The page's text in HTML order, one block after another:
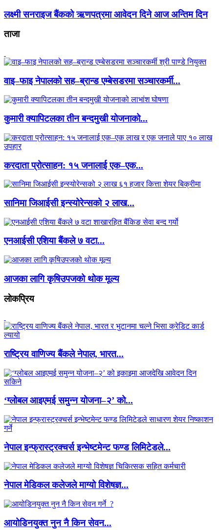
लक्ष्मी सनराइज बैंकको ऋणपत्रमा आवेदन दिने आज अन्तिम दिन
ताजा
वाइ–फाइ नेपालको सह–ब्रान्ड एम्बेसडरमा सञ्चारकर्मी...
कुमारी क्यापिटलका तीन बन्दमुखी योजनाको...
करदाता प्रोत्साहन: १५ जनालाई एक–एक...
सानिमा जिआईसी इन्स्योरेन्सको २ लाख...
एनआईसी एशिया बैंकले ७ वटा...
आजका लागि कृषिउपजको थोक मूल्य
लाेकप्रिय
राष्ट्रिय वाणिज्य बैंकले नेपाल, भारत...
‘ग्लोबल आइएमई समुन्न योजना–२’ को...
नेपाल इन्फ्रास्ट्रक्चर्स इन्भेष्टमेन्ट फण्ड लिमिटेडले...
नेपाल मेडिकल कलेजले माग्यो विशेषज्ञ...
आयोडिनयुक्त नुन नै किन सेवन...